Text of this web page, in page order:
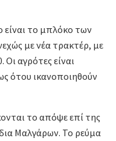
είναι το μπλόκο των
με νέα τρακτέρ, με
αγρότες είναι
ότου ικανοποιηθούν
το απόψε επί της
Μαλγάρων. Το ρεύμα